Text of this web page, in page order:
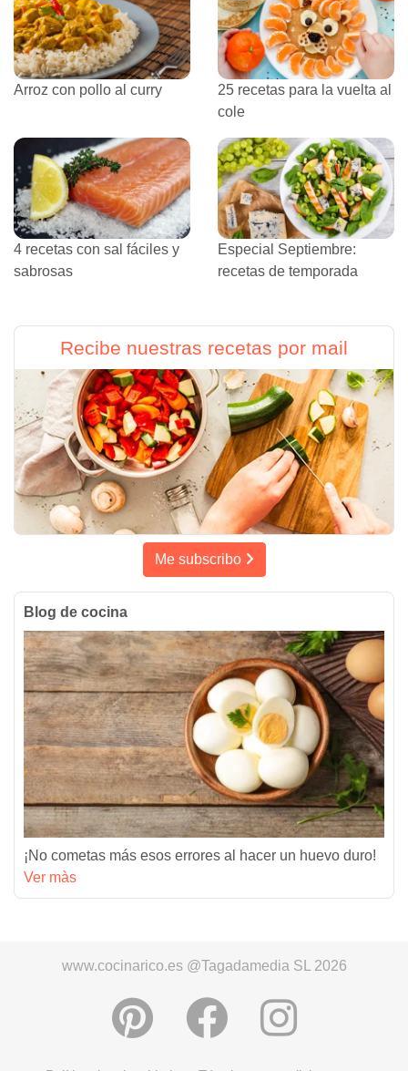
Arroz con pollo al curry
25 recetas para la vuelta al
cole
4 recetas con sal fáciles y
sabrosas
Especial Septiembre:
recetas de temporada
Recibe nuestras recetas por mail
Me subscribo
Blog de cocina
¡No cometas más esos errores al hacer un huevo duro!
Ver màs
www.cocinarico.es @Tagadamedia SL 2026